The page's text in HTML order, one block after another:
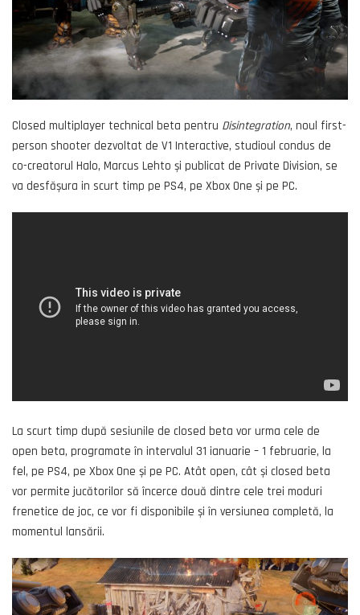
Closed multiplayer technical beta pentru Disintegration, noul first-
person shooter dezvoltat de V1 Interactive, studioul condus de
co-creatorul Halo, Marcus Lehto și publicat de Private Division, se
va desfășura in scurt timp pe PS4, pe Xbox One și pe PC.
La scurt timp după sesiunile de closed beta vor urma cele de
open beta, programate în intervalul 31 ianuarie – 1 februarie, la
fel, pe PS4, pe Xbox One și pe PC. Atât open, cât și closed beta
vor permite jucătorilor să încerce două dintre cele trei moduri
frenetice de joc, ce vor fi disponibile și în versiunea completă, la
momentul lansării.